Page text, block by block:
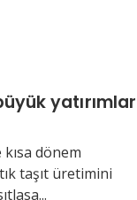
yatırımlar
dönem
taşıt üretimini